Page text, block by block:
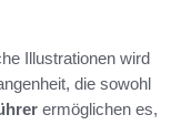
Illustrationen wird
die sowohl
ermöglichen es,